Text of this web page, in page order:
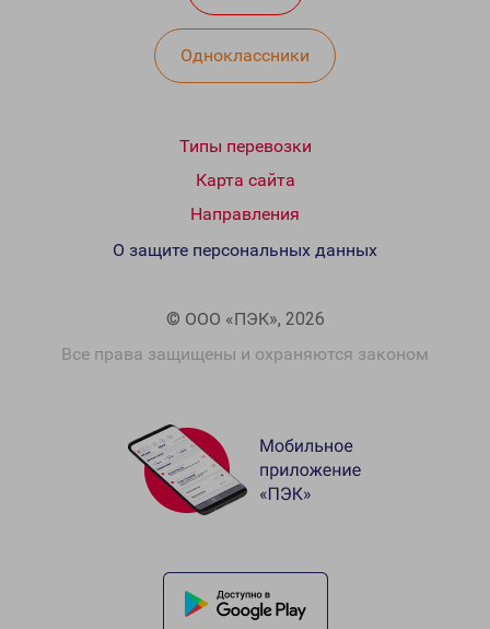
Одноклассники
Типы перевозки
Карта сайта
Направления
© ООО «ПЭК», 2026
Все права защищены и охраняются законом
О защите персональных данных